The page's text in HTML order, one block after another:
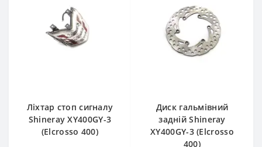
Ліхтар стоп сигналу
Shineray XY400GY-3
(Elcrosso 400)
Диск гальмівний
задній Shineray
XY400GY-3 (Elcrosso
400)